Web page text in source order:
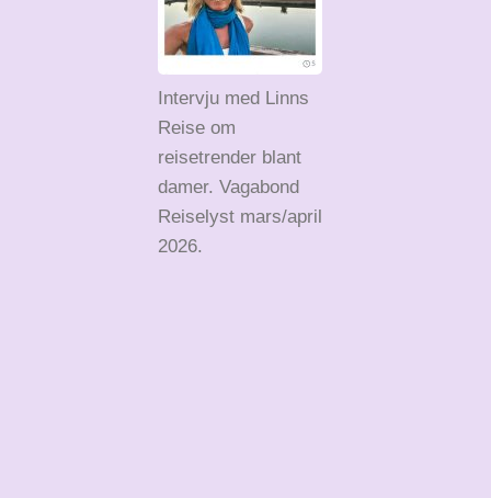
Intervju med Linns
Reise om
reisetrender blant
damer. Vagabond
Reiselyst mars/april
2026.